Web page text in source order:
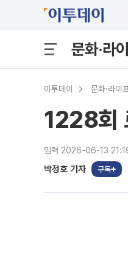
문화·라
이투데이 문화·라이
1228회
입력 2026-06-13
박정호 기자 구독